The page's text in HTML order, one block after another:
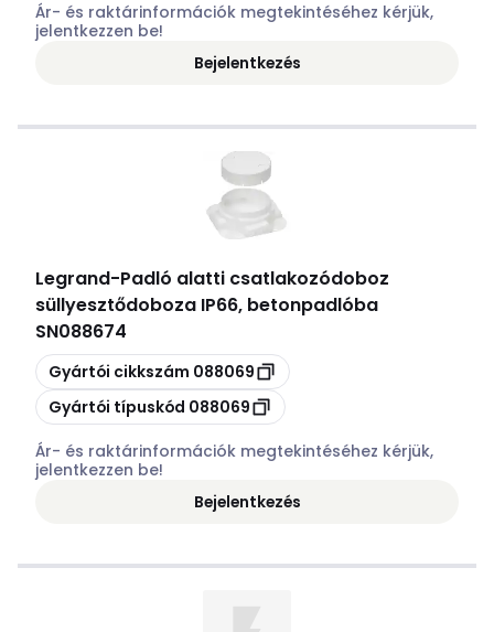
Ár- és raktárinformációk megtekintéséhez kérjük,
jelentkezzen be!
Bejelentkezés
Legrand-Padló alatti csatlakozódoboz
süllyesztődoboza IP66, betonpadlóba
SN088674
Másolás
Gyártói cikkszám 088069
Másolás
Gyártói típuskód 088069
Ár- és raktárinformációk megtekintéséhez kérjük,
jelentkezzen be!
Bejelentkezés